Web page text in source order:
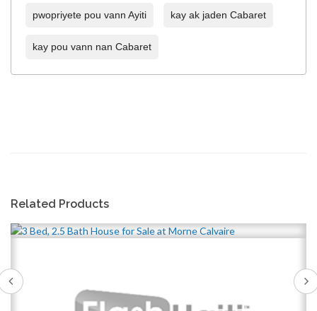
pwopriyete pou vann Ayiti kay ak jaden Cabaret
kay pou vann nan Cabaret
Related Products